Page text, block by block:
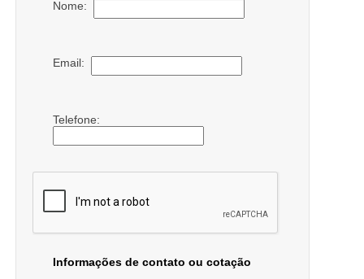
Nome:
Email:
Telefone:
Informações de contato ou cotação